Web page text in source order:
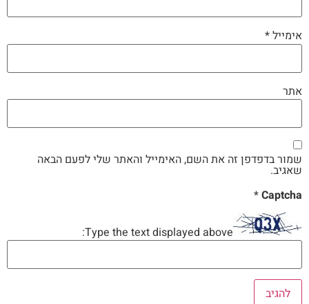
אימייל*
אתר
שמור בדפדפן זה את השם, האימייל והאתר שלי לפעם הבאה
שאגיב.
Captcha
*
Type the text displayed above: